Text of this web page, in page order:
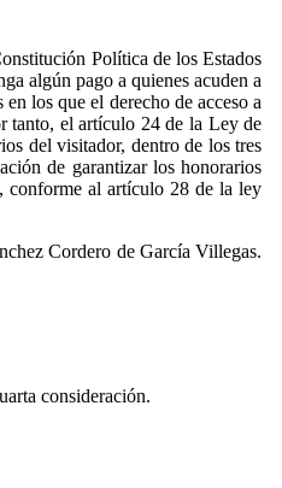
Política de los Estados
algún pago a quienes acuden a
los que el derecho de acceso a
tanto, el artículo 24 de la Ley de
del visitador, dentro de los tres
de garantizar los honorarios
conforme al artículo 28 de la ley
Cordero de García Villegas.
consideración.